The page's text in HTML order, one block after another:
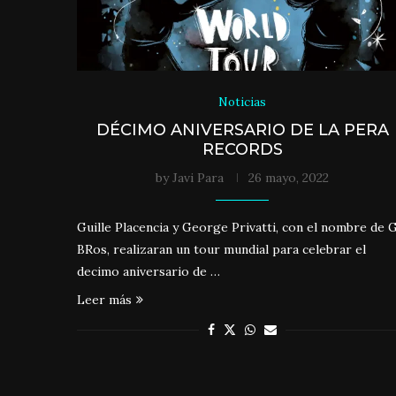
Noticias
DÉCIMO ANIVERSARIO DE LA PERA
RECORDS
byJavi Para 26 mayo, 2022
Guille Placencia y George Privatti, con el nombre de
BRos, realizaran un tour mundial para celebrar el
decimo aniversario de …
Leer más